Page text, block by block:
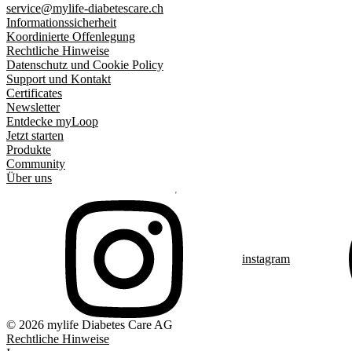
service@mylife-diabetescare.ch
Informationssicherheit
Koordinierte Offenlegung
Rechtliche Hinweise
Datenschutz und Cookie Policy
Support und Kontakt
Certificates
Newsletter
Entdecke myLoop
Jetzt starten
Produkte
Community
Über uns
instagram
© 2026 mylife Diabetes Care AG
Rechtliche Hinweise